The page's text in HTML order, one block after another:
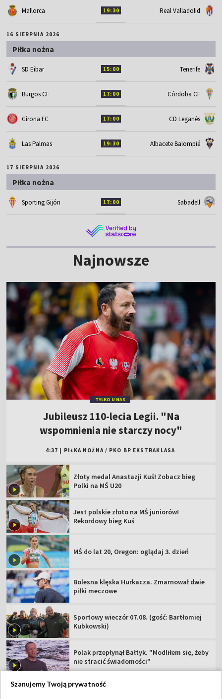
Mallorca 19:30 Real Valladolid
16 SIERPNIA 2026
Piłka nożna
SD Eibar 15:00 Tenerife
Burgos CF 17:00 Córdoba CF
Girona FC 17:00 CD Leganés
Las Palmas 19:30 Albacete Balompié
17 SIERPNIA 2026
Piłka nożna
Sporting Gijón 17:00 Sabadell
Najnowsze
TYLKO U NAS
Jubileusz 110-lecia Legii. "Na
wspomnienia nie starczy nocy"
4:37 PIŁKA NOŻNA / PKO BP EKSTRAKLASA
Złoty medal Anastazji Kuś! Zobacz bieg
Polki na MŚ U20
Jest polskie złoto na MŚ juniorów!
Rekordowy bieg Kuś
MŚ do lat 20, Oregon: oglądaj 3. dzień
Bolesna klęska Hurkacza. Zmarnował dwie
piłki meczowe
Sportowy wieczór 07.08. (gość: Bartłomiej
Kubkowski)
Polak przepłynął Bałtyk. "Modliłem się, żeby
nie stracić świadomości"
Szanujemy Twoją prywatność